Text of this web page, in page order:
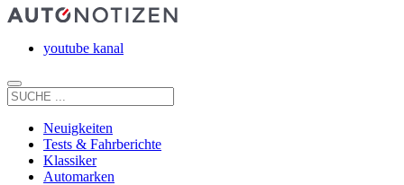
youtube kanal
Neuigkeiten
Tests & Fahrberichte
Klassiker
Automarken